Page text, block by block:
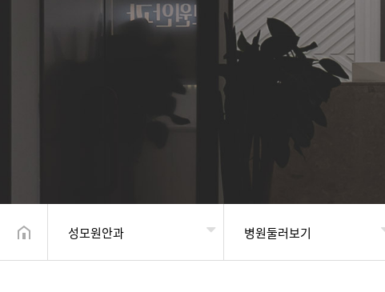
성모원안과 병원둘러보기